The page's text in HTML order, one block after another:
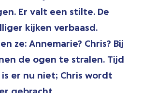
Er valt een stilte. De
kijken verbaasd.
ze: Annemarie? Chris? Bij
de ogen te stralen. Tijd
er nu niet; Chris wordt